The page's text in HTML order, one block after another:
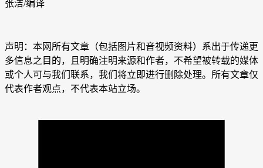
张洁/编译
声明：本网所有文章（包括图片和音视频资料）系出于传递更
多信息之目的，且明确注明来源和作者，不希望被转载的媒体
或个人可与我们联系，我们将立即进行删除处理。所有文章仅
代表作者观点，不代表本站立场。